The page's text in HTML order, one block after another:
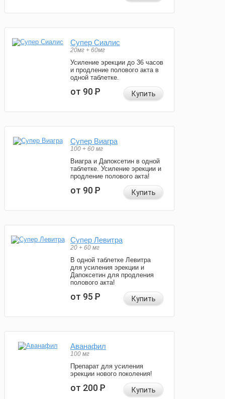
Супер Сиалис
20мг + 60мг
Усиление эрекции до 36 часов
и продление полового акта в
одной таблетке.
от 90Р Купить
Супер Виагра
100 + 60 мг
Виагра и Дапоксетин в одной
таблетке. Усиление эрекции и
продление полового акта!
от 90Р Купить
Супер Левитра
20 + 60 мг
В одной таблетке Левитра
для усиления эрекции и
Дапоксетин для продления
полового акта!
от 95Р Купить
Аванафил
100 мг
Препарат для усиления
эрекции нового поколения!
от 200Р Купить